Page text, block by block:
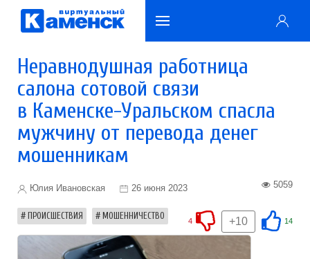
Неравнодушная работница
салона сотовой связи
в Каменске-Уральском спасла
мужчину от перевода денег
мошенникам
Юлия Ивановская 26 июня 2023 5059
ПРОИСШЕСТВИЯ МОШЕННИЧЕСТВО 14
+10
4